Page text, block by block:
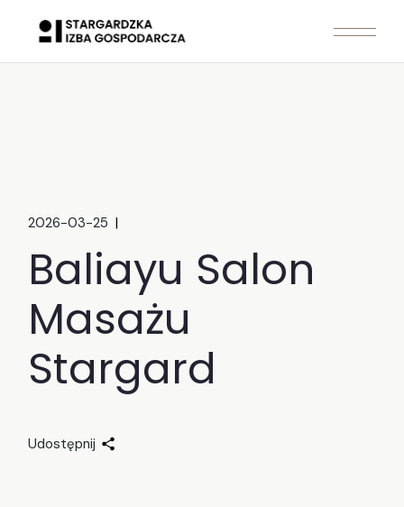
content
2026-03-25
Baliayu Salon
Masażu
Stargard
Udostępnij